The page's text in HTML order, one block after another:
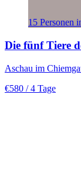
15 Personen
Die fünf Tiere
Aschau im
€580 / 4 Tage